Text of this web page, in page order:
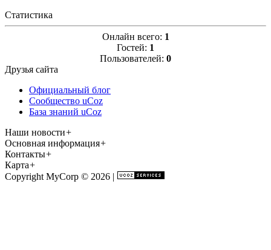
Статистика
Онлайн всего: 1
Гостей: 1
Пользователей: 0
Друзья сайта
Официальный блог
Сообщество uCoz
База знаний uCoz
Наши новости+
Основная информация+
Контакты+
Карта+
Copyright MyCorp © 2026 |